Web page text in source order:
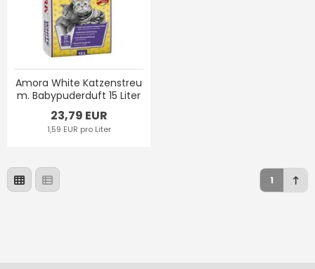
Amora White Katzenstreu
m. Babypuderduft 15 Liter
23,79 EUR
1,59 EUR pro Liter
1